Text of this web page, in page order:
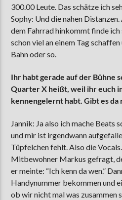
300.00 Leute. Das schätze ich
Sophy: Und die nahen
dem Fahrrad hinkommt finde ich
schon viel an einem Tag
Bahn oder so.
Ihr habt gerade auf der Bühne
Quarter X heißt, weil ihr euch
kennengelernt habt. Gibt es da
Jannik: Ja also ich mache Beats
und mir ist irgendwann
Tüpfelchen fehlt. Also die
Mitbewohner Markus gefragt,
er meinte: “Ich kenn da wen.”
Handynummer bekommen und
ob wir nicht mal was zusammen